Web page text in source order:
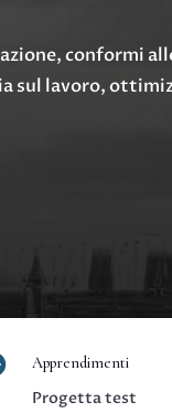
conformi
sul lavoro,
Apprendimenti
Progetta test